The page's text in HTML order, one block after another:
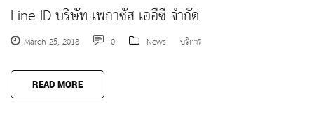
Line ID บริษัท เพกาซัส เออีซี จำกัด
March 25, 2018 0 News บริการ
READ MORE